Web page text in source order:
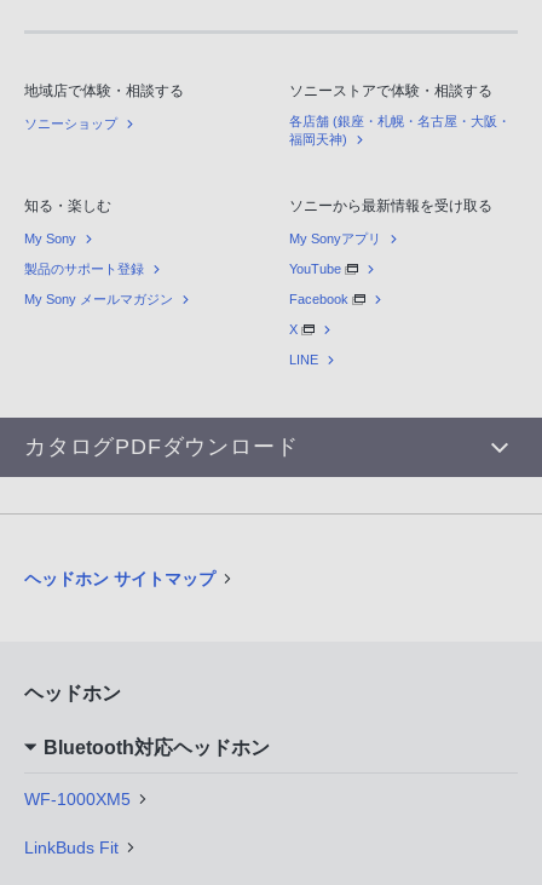
地域店で体験・相談する
ソニーショップ
ソニーストアで体験・相談する
各店舗 (銀座・札幌・名古屋・大阪・
福岡天神)
知る・楽しむ
My Sony
製品のサポート登録
My Sony メールマガジン
ソニーから最新情報を受け取る
My Sonyアプリ
YouTube
Facebook
X
LINE
カタログPDFダウンロード
ヘッドホン サイトマップ
ヘッドホン
Bluetooth対応ヘッドホン
WF-1000XM5
LinkBuds Fit